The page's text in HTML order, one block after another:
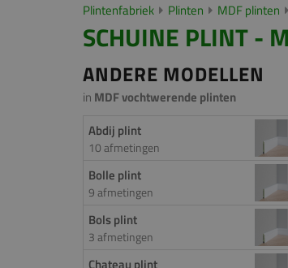
Plintenfabriek Plinten MDF plinten
SCHUINE PLINT -
ANDERE MODELLEN
in MDF vochtwerende plinten
Abdij plint
10 afmetingen
Bolle plint
9 afmetingen
Bols plint
3 afmetingen